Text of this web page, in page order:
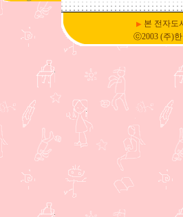
▶ 본 전자도
ⓒ2003 (주)한